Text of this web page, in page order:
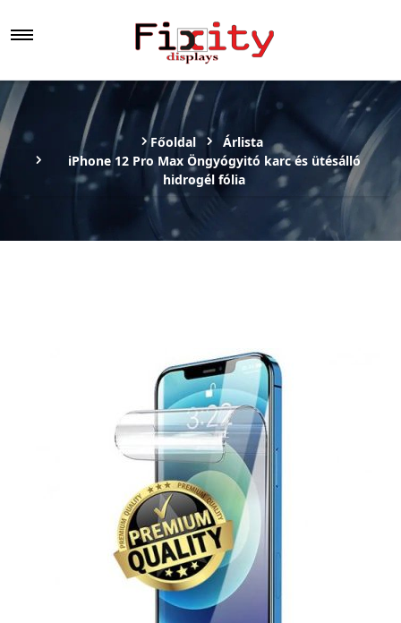
Főoldal
Árlista
iPhone 12 Pro Max Öngyógyitó karc és ütésálló
hidrogél fólia